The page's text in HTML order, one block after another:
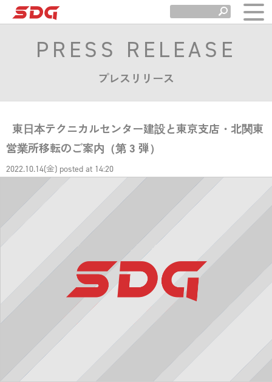
PRESS RELEASE
プレスリリース
東日本テクニカルセンター建設と東京支店・北関東
営業所移転のご案内（第 3 弾）
2022.10.14(金) posted at 14:20